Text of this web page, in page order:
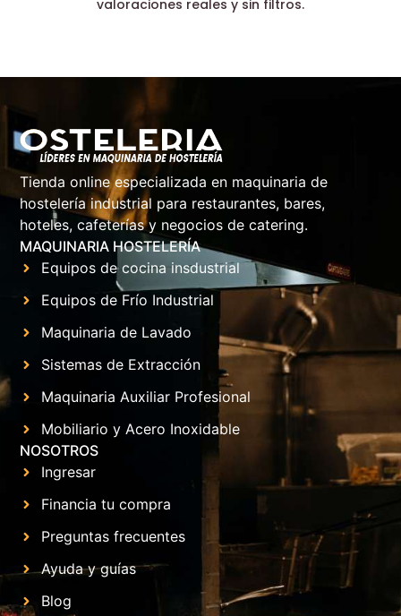
valoraciones reales y sin filtros.
Tienda online especializada en maquinaria de
hostelería industrial para restaurantes, bares,
hoteles, cafeterías y negocios de catering.
MAQUINARIA HOSTELERÍA
Equipos de cocina insdustrial
Equipos de Frío Industrial
Maquinaria de Lavado
Sistemas de Extracción
Maquinaria Auxiliar Profesional
Mobiliario y Acero Inoxidable
NOSOTROS
Ingresar
Financia tu compra
Preguntas frecuentes
Ayuda y guías
Blog